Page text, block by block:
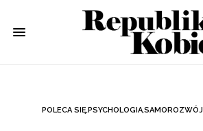
POLECA SIĘ,PSYCHOLOGIA,SAMOROZWÓJ